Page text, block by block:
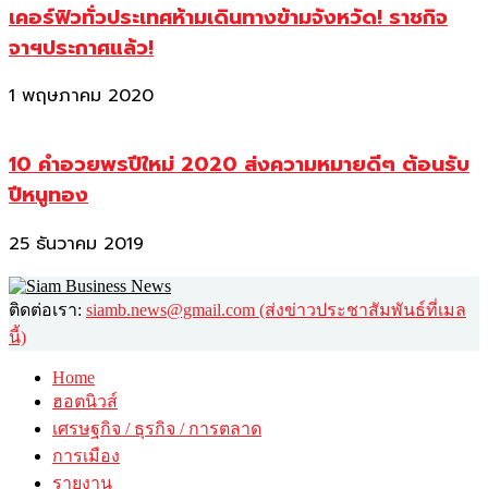
เคอร์ฟิวทั่วประเทศห้ามเดินทางข้ามจังหวัด! ราชกิจ
จาฯประกาศแล้ว!
1 พฤษภาคม 2020
10 คำอวยพรปีใหม่ 2020 ส่งความหมายดีๆ ต้อนรับ
ปีหนูทอง
25 ธันวาคม 2019
ติดต่อเรา: siamb.news@gmail.com (ส่งข่าวประชาสัมพันธ์ที่เมล
นี้)
Home
ฮอตนิวส์
เศรษฐกิจ / ธุรกิจ / การตลาด
การเมือง
รายงาน